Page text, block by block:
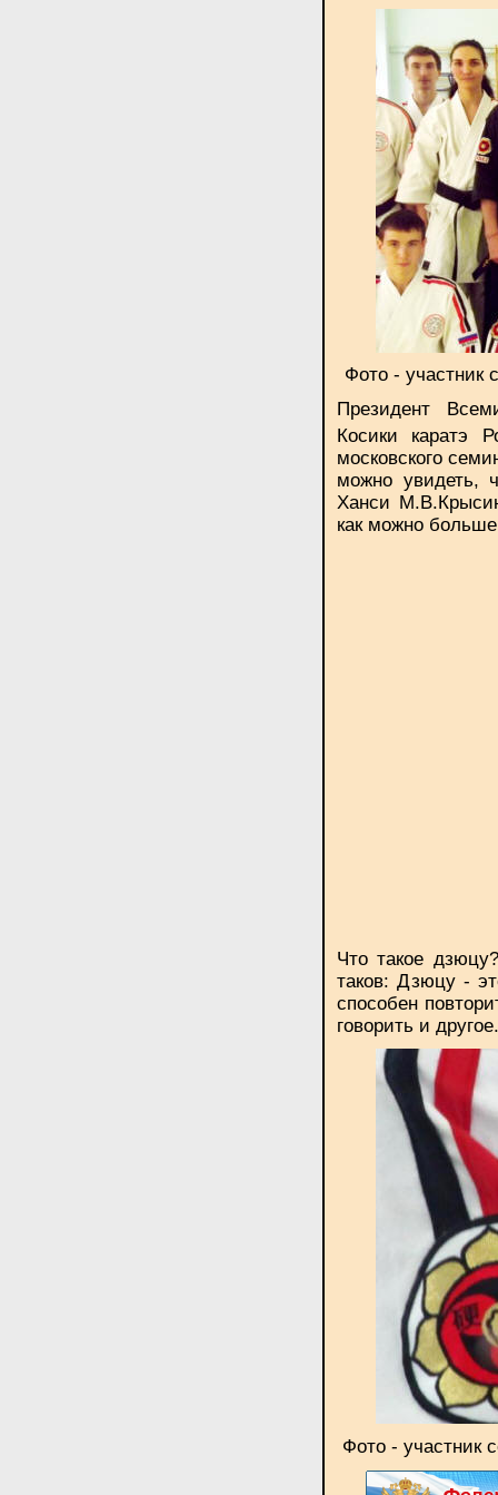
Фото - участник
Президент
Косики каратэ
московского
можно увидеть,
Ханси
как можно
Что такое
таков: Дзюцу -
способен
говорить и другое.
Фото - участник